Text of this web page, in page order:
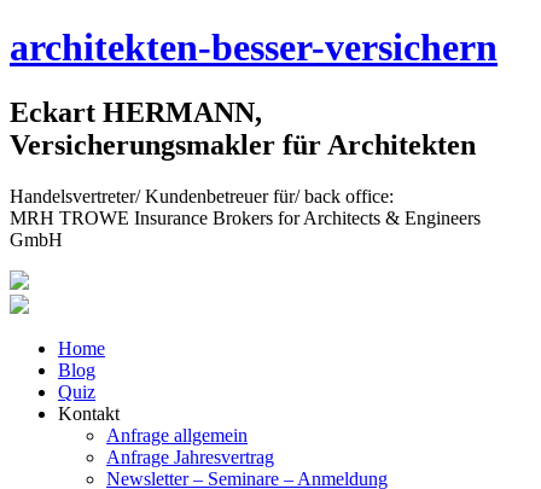
to
architekten-besser-versichern
Eckart HERMANN,
Versicherungsmakler für Architekten
Handelsvertreter/ Kundenbetreuer für/ back office:
MRH TROWE Insurance Brokers for Architects & Engineers
GmbH
Home
Blog
Quiz
Kontakt
Anfrage allgemein
Anfrage Jahresvertrag
Newsletter – Seminare – Anmeldung